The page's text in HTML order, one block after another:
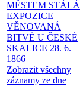
MĚSTEM STÁLÁ
EXPOZICE
VĚNOVANÁ
BITVĚ U ČESKÉ
SKALICE 28. 6.
1866
Zobrazit všechny
záznamy ze dne